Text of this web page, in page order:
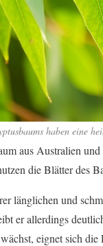
haben eine
aus Australien
die Blätter des
länglichen und
er allerdings
eignet sich